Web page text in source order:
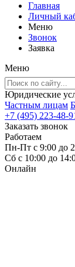
Главная
Личный
Меню
Звонок
Заявка
Меню
Юридические
Частным лицам
+7 (495) 223-48-
Заказать звонок
Работаем
Пн-Пт с 9:00 до
Сб с 10:00 до
Онлайн